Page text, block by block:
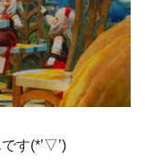
す(*’▽’)